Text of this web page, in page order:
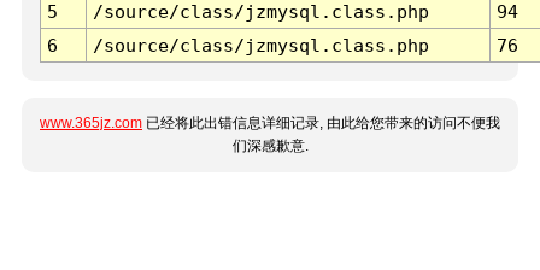
5
/source/class/jzmysql.class.php
94
6
/source/class/jzmysql.class.php 76
www.365jz.com 已经将此出错信息详细记录, 由此给您带来的访问不便我
们深感歉意.